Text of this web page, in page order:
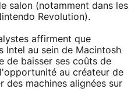
salon (notamment dans les
Revolution).
affirment que
Intel au sein de Macintosh
de baisser ses coûts de
au créateur de
des machines alignées sur